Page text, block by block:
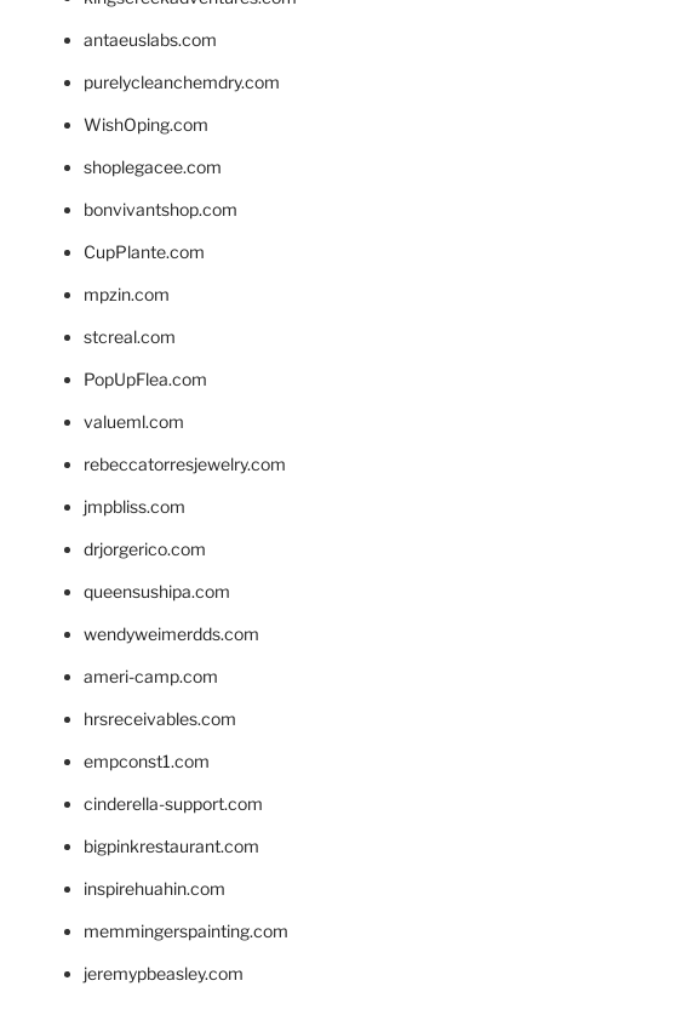
antaeuslabs.com
purelycleanchemdry.com
WishOping.com
shoplegacee.com
bonvivantshop.com
CupPlante.com
mpzin.com
stcreal.com
PopUpFlea.com
valueml.com
rebeccatorresjewelry.com
jmpbliss.com
drjorgerico.com
queensushipa.com
wendyweimerdds.com
ameri-camp.com
hrsreceivables.com
empconst1.com
cinderella-support.com
bigpinkrestaurant.com
inspirehuahin.com
memmingerspainting.com
jeremypbeasley.com